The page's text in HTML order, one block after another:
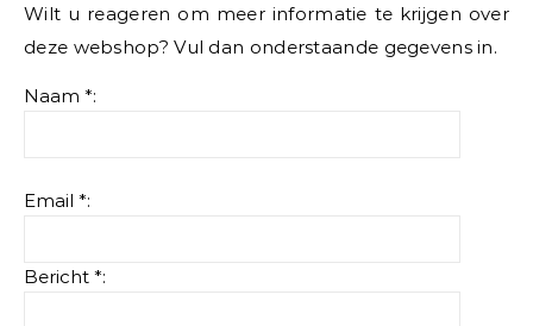
Wilt u reageren om meer informatie te krijgen over
deze webshop? Vul dan onderstaande gegevens in.
Naam *:
Email *:
Bericht *: